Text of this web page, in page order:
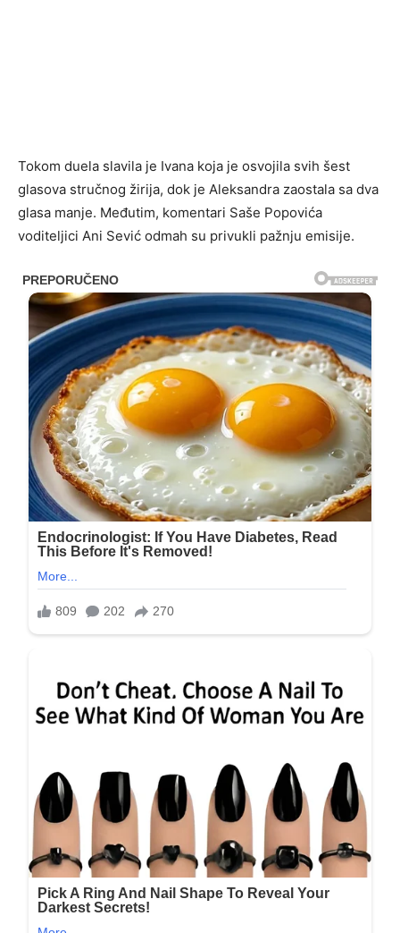
Tokom duela slavila je Ivana koja je osvojila svih šest
glasova stručnog žirija, dok je Aleksandra zaostala sa dva
glasa manje. Međutim, komentari Saše Popovića
voditeljici Ani Sević odmah su privukli pažnju emisije.